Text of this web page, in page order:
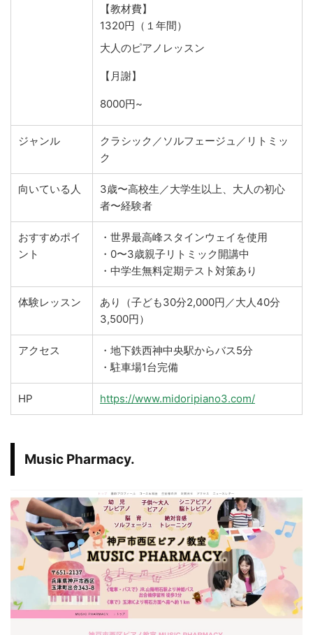
【教材費】
1320円（１年間）
大人のピアノレッスン
【月謝】
8000円~
ジャンル
クラシック／ソルフェージュ／リトミッ
ク
向いている人
3歳〜高校生／大学生以上、大人の初心
者〜経験者
おすすめポイ
ント
・世界最高峰スタインウェイを使用
・0〜3歳親子リトミック開講中
・中学生無料定期テスト対策あり
体験レッスン
あり（子ども30分2,000円／大人40分
3,500円）
アクセス
・地下鉄西神中央駅からバス5分
・駐車場1台完備
HP https://www.midoripiano3.com/
Music Pharmacy.